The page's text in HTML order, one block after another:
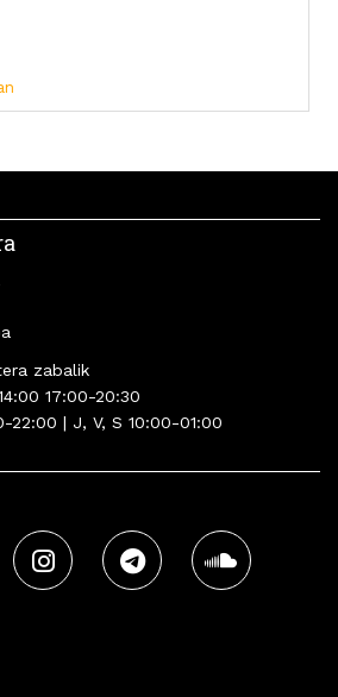
zabalik
17:00-20:30
22:00 | J, V, S 10:00-01:00